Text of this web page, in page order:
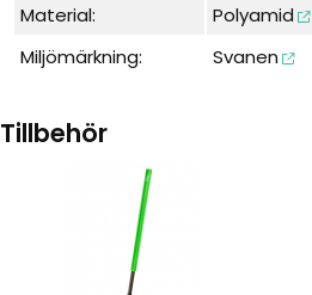
Material:
Polyamid
Miljömärkning:
Svanen
Tillbehör